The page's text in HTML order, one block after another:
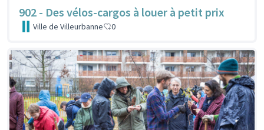
902 - Des vélos-cargos à louer à petit prix
Ville de Villeurbanne 0